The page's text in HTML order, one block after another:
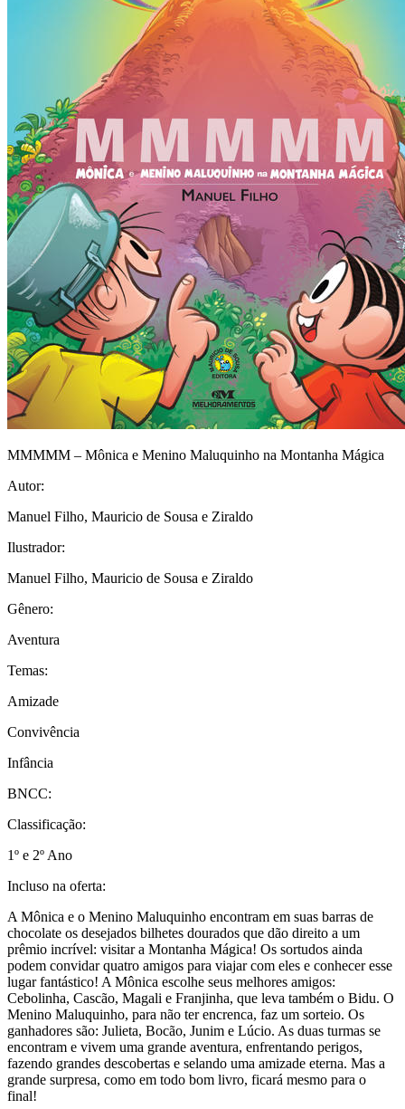
MMMMM – Mônica e Menino Maluquinho na Montanha Mágica
Autor:
Manuel Filho, Mauricio de Sousa e Ziraldo
Ilustrador:
Manuel Filho, Mauricio de Sousa e Ziraldo
Gênero:
Aventura
Temas:
Amizade
Convivência
Infância
BNCC:
Classificação:
1º e 2º Ano
Incluso na oferta:
A Mônica e o Menino Maluquinho encontram em suas barras de
chocolate os desejados bilhetes dourados que dão direito a um
prêmio incrível: visitar a Montanha Mágica! Os sortudos ainda
podem convidar quatro amigos para viajar com eles e conhecer esse
lugar fantástico! A Mônica escolhe seus melhores amigos:
Cebolinha, Cascão, Magali e Franjinha, que leva também o Bidu. O
Menino Maluquinho, para não ter encrenca, faz um sorteio. Os
ganhadores são: Julieta, Bocão, Junim e Lúcio. As duas turmas se
encontram e vivem uma grande aventura, enfrentando perigos,
fazendo grandes descobertas e selando uma amizade eterna. Mas a
grande surpresa, como em todo bom livro, ficará mesmo para o
final!